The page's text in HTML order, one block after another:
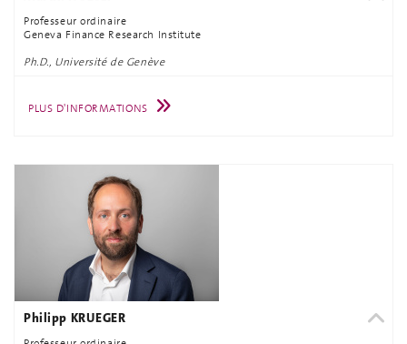
Professeur ordinaire
Geneva Finance Research Institute
Ph.D., Université de Genève
PLUS D'INFORMATIONS
Philipp KRUEGER